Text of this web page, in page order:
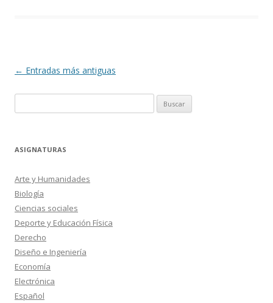
Navegación
← Entradas más antiguas
ASIGNATURAS
Arte y Humanidades
Biología
Ciencias sociales
Deporte y Educación Física
Derecho
Diseño e Ingeniería
Economía
Electrónica
Español